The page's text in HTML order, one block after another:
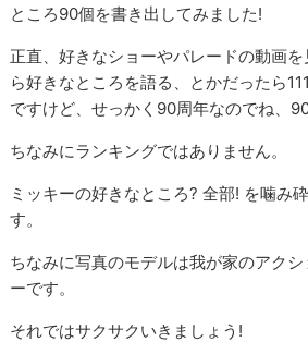
ところ90個を書き出してみました!
正直、好きなショーやパレードの動画
ら好きなところを語る、とかだったら
ですけど、せっかく90周年なのでね、
ちなみにランキングではありません。
ミッキーの好きなところ? 全部! を噛み
す。
ちなみに写真のモデルは我が家のアク
ーです。
それではサクサクいきましょう!